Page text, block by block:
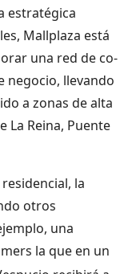
estratégica
Mallplaza está
una red de co-
negocio, llevando
a zonas de alta
La Reina, Puente
la
otros
una
la que en un